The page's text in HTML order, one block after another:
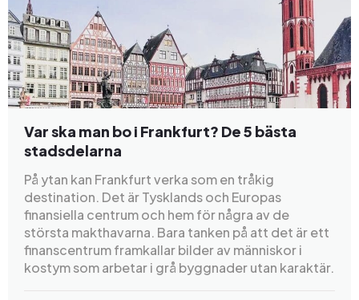
Var ska man bo i Frankfurt? De 5 bästa
stadsdelarna
På ytan kan Frankfurt verka som en tråkig
destination. Det är Tysklands och Europas
finansiella centrum och hem för några av de
största makthavarna. Bara tanken på att det är ett
finanscentrum framkallar bilder av människor i
kostym som arbetar i grå byggnader utan karaktär.